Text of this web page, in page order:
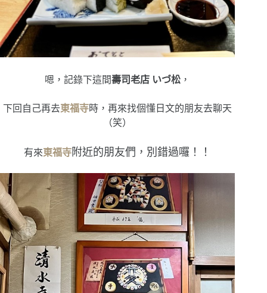
嗯，記錄下這間壽司老店 いづ松 ，
下回自己再去東福寺時，再來找個懂日文的朋友去聊天
（笑）
有來東福寺附近的朋友們，別錯過囉！！